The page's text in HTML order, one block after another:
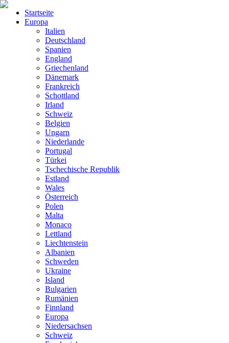
Startseite
Europa
Italien
Deutschland
Spanien
England
Griechenland
Dänemark
Frankreich
Schottland
Irland
Schweiz
Belgien
Ungarn
Niederlande
Portugal
Türkei
Tschechische Republik
Estland
Wales
Österreich
Polen
Malta
Monaco
Lettland
Liechtenstein
Albanien
Schweden
Ukraine
Island
Bulgarien
Rumänien
Finnland
Europa
Niedersachsen
Schweiz